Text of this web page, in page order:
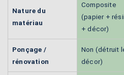
Nature du
matériau
Composite
(papier +
+ décor)
Ponçage /
rénovation
Non (détruit
décor)